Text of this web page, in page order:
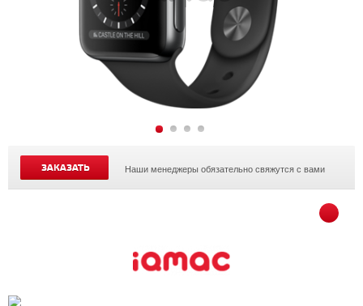
ЗАКАЗАТЬ Наши менеджеры обязательно свяжутся с вами